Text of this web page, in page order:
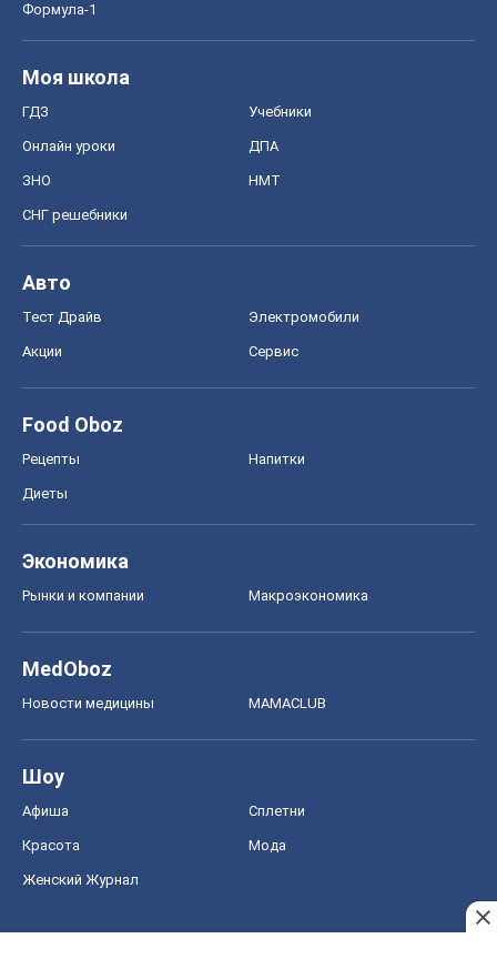
Формула-1
Моя школа
ГДЗ Учебники
Онлайн уроки ДПА
ЗНО НМТ
СНГ решебники
Авто
Тест Драйв Электромобили
Акции Сервис
Food Oboz
Рецепты Напитки
Диеты
Экономика
Рынки и компании Mакроэкономика
MedOboz
Новости медицины MAMACLUB
Шоу
Афиша Сплетни
Красота Мода
Женский Журнал